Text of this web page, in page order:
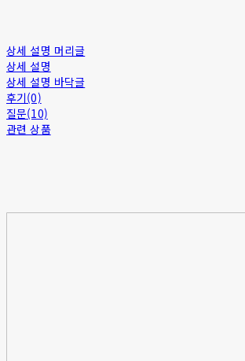
상세 설명 머리글
상세 설명
상세 설명 바닥글
후기(0)
질문(10)
관련 상품